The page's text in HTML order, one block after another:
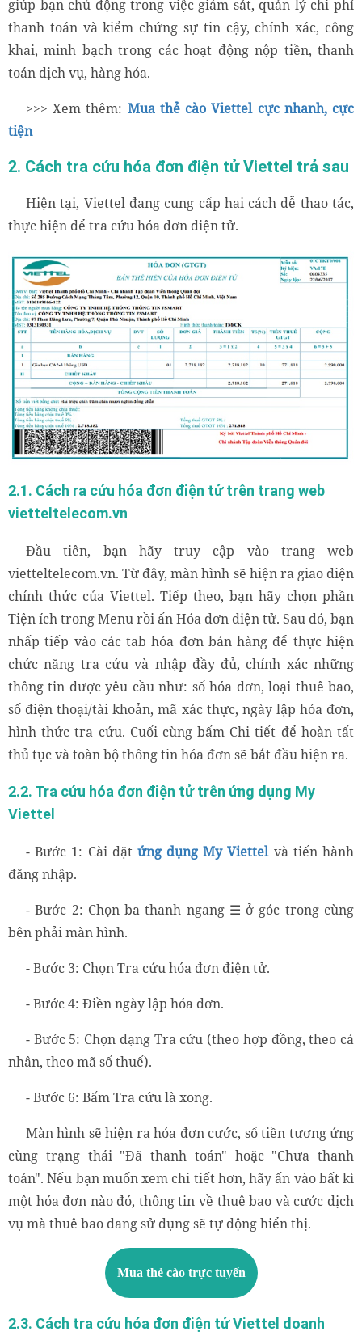
giúp bạn chủ động trong việc giám sát, quản lý chi phí
thanh toán và kiểm chứng sự tin cậy, chính xác, công
khai, minh bạch trong các hoạt động nộp tiền, thanh
toán dịch vụ, hàng hóa.
>>> Xem thêm: Mua thẻ cào Viettel cực nhanh, cực
tiện
2. Cách tra cứu hóa đơn điện tử Viettel trả sau
Hiện tại, Viettel đang cung cấp hai cách dễ thao tác,
thực hiện để tra cứu hóa đơn điện tử.
Các bước tra cứu hóa đơn điện tử Viettel
2.1. Cách ra cứu hóa đơn điện tử trên trang web
vietteltelecom.vn
Đầu tiên, bạn hãy truy cập vào trang web
vietteltelecom.vn. Từ đây, màn hình sẽ hiện ra giao diện
chính thức của Viettel. Tiếp theo, bạn hãy chọn phần
Tiện ích trong Menu rồi ấn Hóa đơn điện tử. Sau đó, bạn
nhấp tiếp vào các tab hóa đơn bán hàng để thực hiện
chức năng tra cứu và nhập đầy đủ, chính xác những
thông tin được yêu cầu như: số hóa đơn, loại thuê bao,
số điện thoại/tài khoản, mã xác thực, ngày lập hóa đơn,
hình thức tra cứu. Cuối cùng bấm Chi tiết để hoàn tất
thủ tục và toàn bộ thông tin hóa đơn sẽ bắt đầu hiện ra.
2.2. Tra cứu hóa đơn điện tử trên ứng dụng My
Viettel
- Bước 1: Cài đặt ứng dụng My Viettelvà tiến hành
đăng nhập.
- Bước 2: Chọn ba thanh ngang ☰ ở góc trong cùng
bên phải màn hình.
- Bước 3: Chọn Tra cứu hóa đơn điện tử.
- Bước 4: Điền ngày lập hóa đơn.
- Bước 5: Chọn dạng Tra cứu (theo hợp đồng, theo cá
nhân, theo mã số thuế).
- Bước 6: Bấm Tra cứu là xong.
Màn hình sẽ hiện ra hóa đơn cước, số tiền tương ứng
cùng trạng thái "Đã thanh toán" hoặc "Chưa thanh
toán". Nếu bạn muốn xem chi tiết hơn, hãy ấn vào bất kì
một hóa đơn nào đó, thông tin về thuê bao và cước dịch
vụ mà thuê bao đang sử dụng sẽ tự động hiển thị.
Mua thẻ cào trực tuyến
2.3. Cách tra cứu hóa đơn điện tử Viettel doanh